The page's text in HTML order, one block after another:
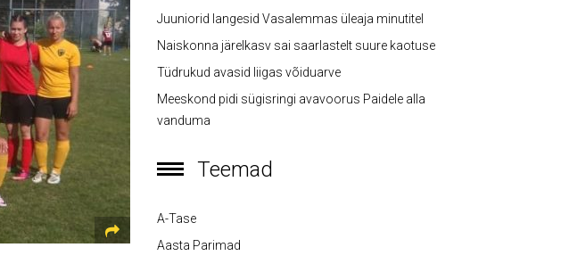
Juuniorid langesid Vasalemmas üleaja minutitel
Naiskonna järelkasv sai saarlastelt suure kaotuse
Tüdrukud avasid liigas võiduarve
Meeskond pidi sügisringi avavoorus Paidele alla
vanduma
Teemad
A-Tase
Aasta Parimad